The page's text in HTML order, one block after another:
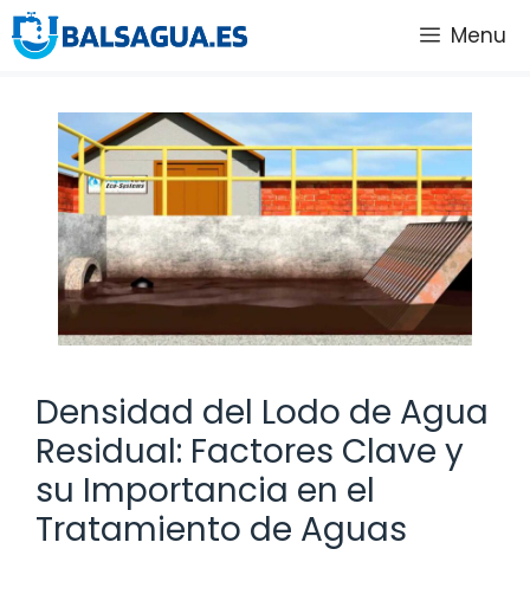
Saltar
al
Menu
Densidad del Lodo de Agua
Residual: Factores Clave y
su Importancia en el
Tratamiento de Aguas